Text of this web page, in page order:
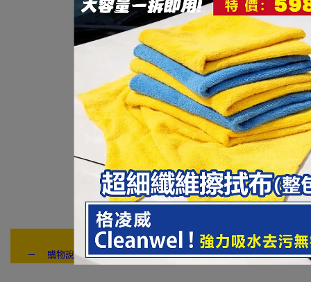
－ 購物說明：付款方式 / 交貨方式 / 退換貨說明 / 售後服務 / 連絡我們